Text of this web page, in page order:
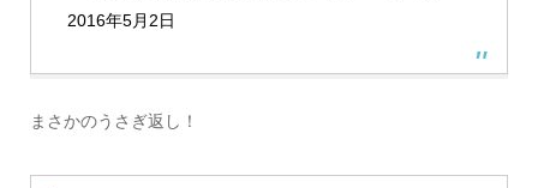
2016年5月2日
まさかのうさぎ返し！